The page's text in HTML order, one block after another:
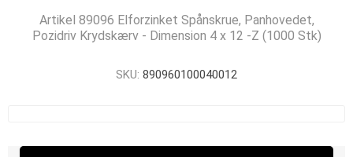
Artikel 89096 Elforzinket Spånskrue, Panhovedet,
Pozidriv Krydskærv - Dimension 4 x 12 -Z (1000 Stk)
SKU: 890960100040012